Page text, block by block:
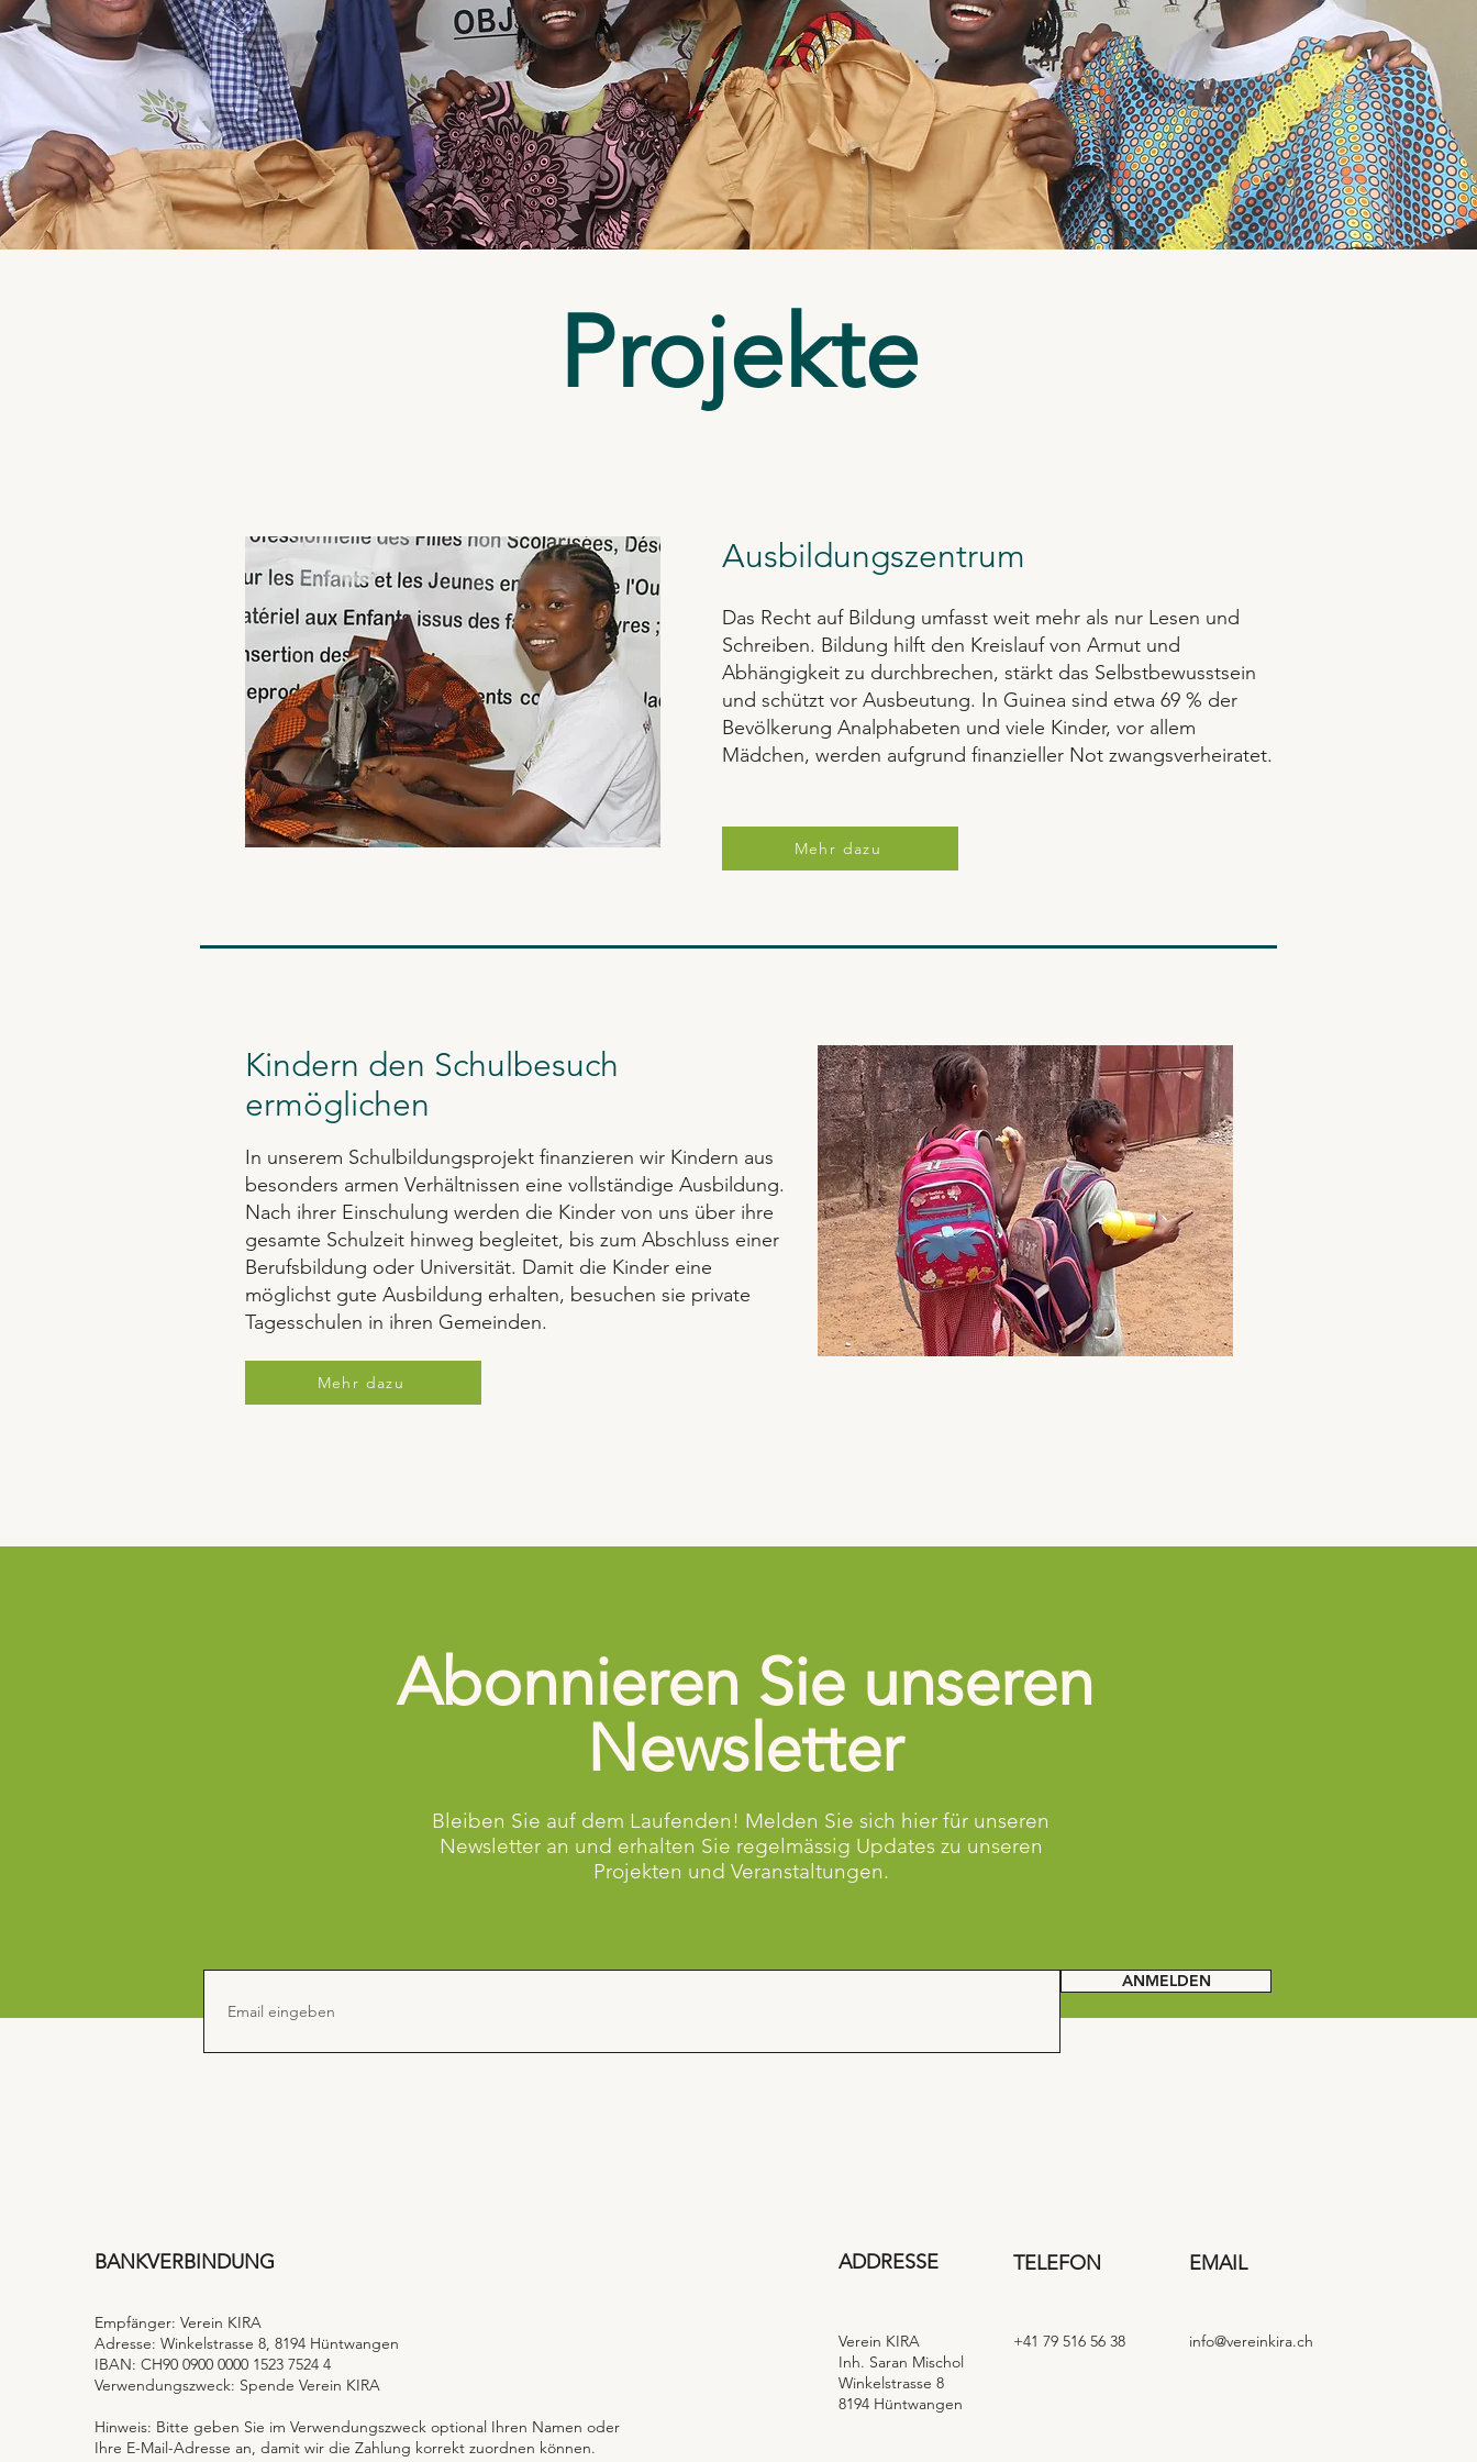
Projekte
Ausbildungszentrum
Das Recht auf Bildung umfasst weit mehr als nur Lesen und
Schreiben. Bildung hilft den Kreislauf von Armut und
Abhängigkeit zu durchbrechen, stärkt das Selbstbewusstsein
und schützt vor Ausbeutung. In Guinea sind etwa 69 % der
Bevölkerung Analphabeten und viele Kinder, vor allem
Mädchen, werden aufgrund finanzieller Not zwangsverheiratet.
Mehr dazu
Kindern den Schulbesuch
ermöglichen
In unserem Schulbildungsprojekt finanzieren wir Kindern aus
besonders armen Verhältnissen eine vollständige Ausbildung.
Nach ihrer Einschulung werden die Kinder von uns über ihre
gesamte Schulzeit hinweg begleitet, bis zum Abschluss einer
Berufsbildung oder Universität. Damit die Kinder eine
möglichst gute Ausbildung erhalten, besuchen sie private
Tagesschulen in ihren Gemeinden.
Mehr dazu
Abonnieren Sie unseren
Newsletter
Bleiben Sie auf dem Laufenden! Melden Sie sich hier für unseren
Newsletter an und erhalten Sie regelmässig Updates zu unseren
Projekten und Veranstaltungen.
ANMELDEN
BANKVERBINDUNG
Empfänger: Verein KIRA
Adresse: Winkelstrasse 8, 8194 Hüntwangen
IBAN: CH90 0900 0000 1523 7524 4
Verwendungszweck: Spende Verein KIRA
Hinweis: Bitte geben Sie im Verwendungszweck optional Ihren Namen oder
Ihre E-Mail-Adresse an, damit wir die Zahlung korrekt zuordnen können.
​ADDRESSE TELEFON EMAIL
Verein KIRA
Inh. Saran Mischol
Winkelstrasse 8
8194 Hüntwangen
+41 79 516 56 38 info@vereinkira.ch